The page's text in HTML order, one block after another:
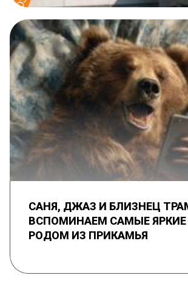
САНЯ, ДЖАЗ И БЛИЗНЕЦ
ВСПОМИНАЕМ САМЫЕ
РОДОМ ИЗ ПРИКАМЬЯ